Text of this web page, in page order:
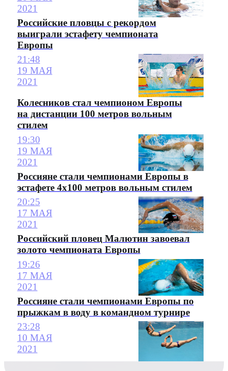
2021
Российские пловцы с рекордом
выиграли эстафету чемпионата
Европы
21:48
19 МАЯ
2021
Колесников стал чемпионом Европы
на дистанции 100 метров вольным
стилем
19:30
19 МАЯ
2021
Россияне стали чемпионами Европы в
эстафете 4х100 метров вольным стилем
20:25
17 МАЯ
2021
Российский пловец Малютин завоевал
золото чемпионата Европы
19:26
17 МАЯ
2021
Россияне стали чемпионами Европы по
прыжкам в воду в командном турнире
23:28
10 МАЯ
2021